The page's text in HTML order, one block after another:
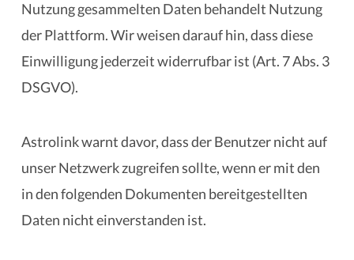
Nutzung gesammelten Daten behandelt Nutzung
der Plattform. Wir weisen darauf hin, dass diese
Einwilligung jederzeit widerrufbar ist (Art. 7 Abs. 3
DSGVO).
Astrolink warnt davor, dass der Benutzer nicht auf
unser Netzwerk zugreifen sollte, wenn er mit den
in den folgenden Dokumenten bereitgestellten
Daten nicht einverstanden ist.